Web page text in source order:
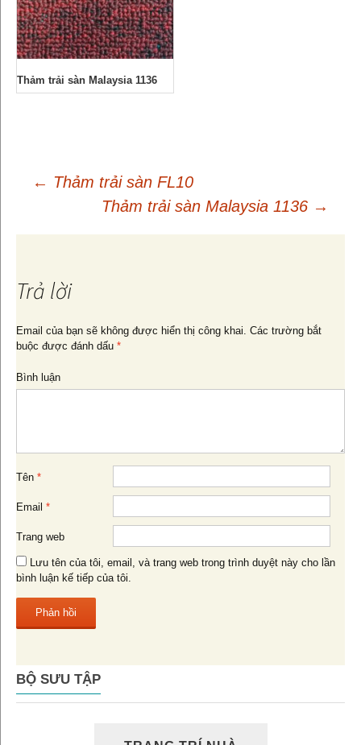
Thảm trải sàn Malaysia 1136
hướng
bài
viết
← Thảm trải sàn FL10
Thảm trải sàn Malaysia 1136 →
Trả lời
Email của bạn sẽ không được hiển thị công khai. Các trường bắt
buộc được đánh dấu *
Bình luận
Tên *
Email *
Trang web
Lưu tên của tôi, email, và trang web trong trình duyệt này cho lần
bình luận kế tiếp của tôi.
BỘ SƯU TẬP